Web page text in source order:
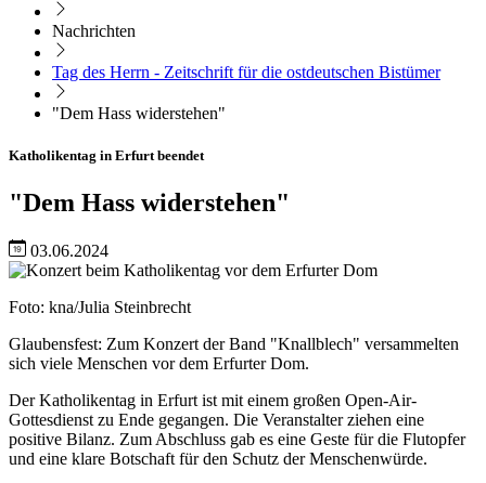
Nachrichten
Tag des Herrn - Zeitschrift für die ostdeutschen Bistümer
"Dem Hass widerstehen"
Katholikentag in Erfurt beendet
"Dem Hass widerstehen"
03.06.2024
Image
Nachweis
Foto: kna/Julia Steinbrecht
Caption
Glaubensfest: Zum Konzert der Band "Knallblech" versammelten
sich viele Menschen vor dem Erfurter Dom.
Der Katholikentag in Erfurt ist mit einem großen Open-Air-
Gottesdienst zu Ende gegangen. Die Veranstalter ziehen eine
positive Bilanz. Zum Abschluss gab es eine Geste für die Flutopfer
und eine klare Botschaft für den Schutz der Menschenwürde.